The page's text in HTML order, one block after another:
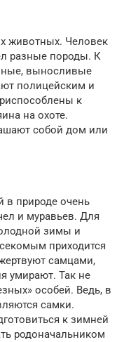
животных. Человек
разные породы. К
выносливые
полицейским и
к
на охоте.
собой дом или
в природе очень
и муравьев. Для
зимы и
приходится
самцами,
умирают. Так не
особей. Ведь, в
самки.
к зимней
родоначальником